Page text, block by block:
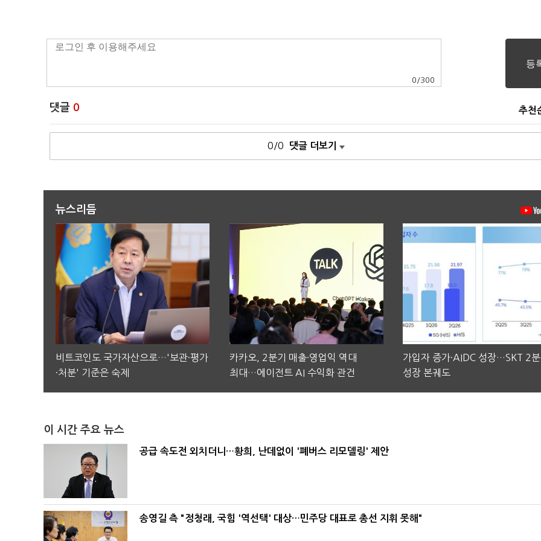
0 /300
댓글 0 추천
0/0 댓글 더보기
뉴스리듬
비트코인도 국가자산으로…'보관·평가
·처분' 기준은 숙제
카카오, 2분기 매출·영업익 역대
최대…에이전트 AI 수익화 관건
가입자 증가·AIDC 성장…SKT 2
성장 본궤도
이 시간 주요 뉴스
공급 속도전 외치더니…황희, 난데없이 '폐버스 리모델링' 제안
송영길 측 "정청래, 국힘 '역선택' 대상…민주당 대표로 총선 지휘 못해"